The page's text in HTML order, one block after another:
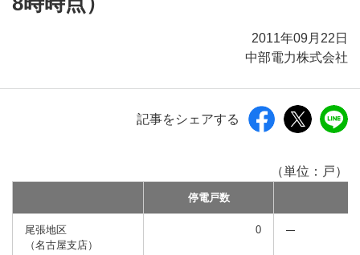
2011年09月22日
中部電力株式会社
記事をシェアする
（単位：戸）
停電戸数
尾張地区
（名古屋支店）
0